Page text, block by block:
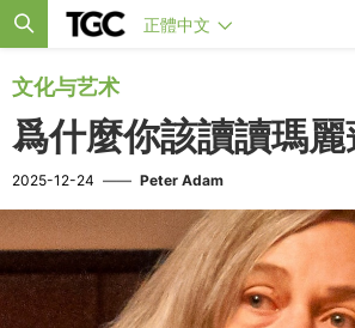
正體中文
文化与艺术
爲什麼你該讀讀瑪麗
2025-12-24 —— Peter Adam